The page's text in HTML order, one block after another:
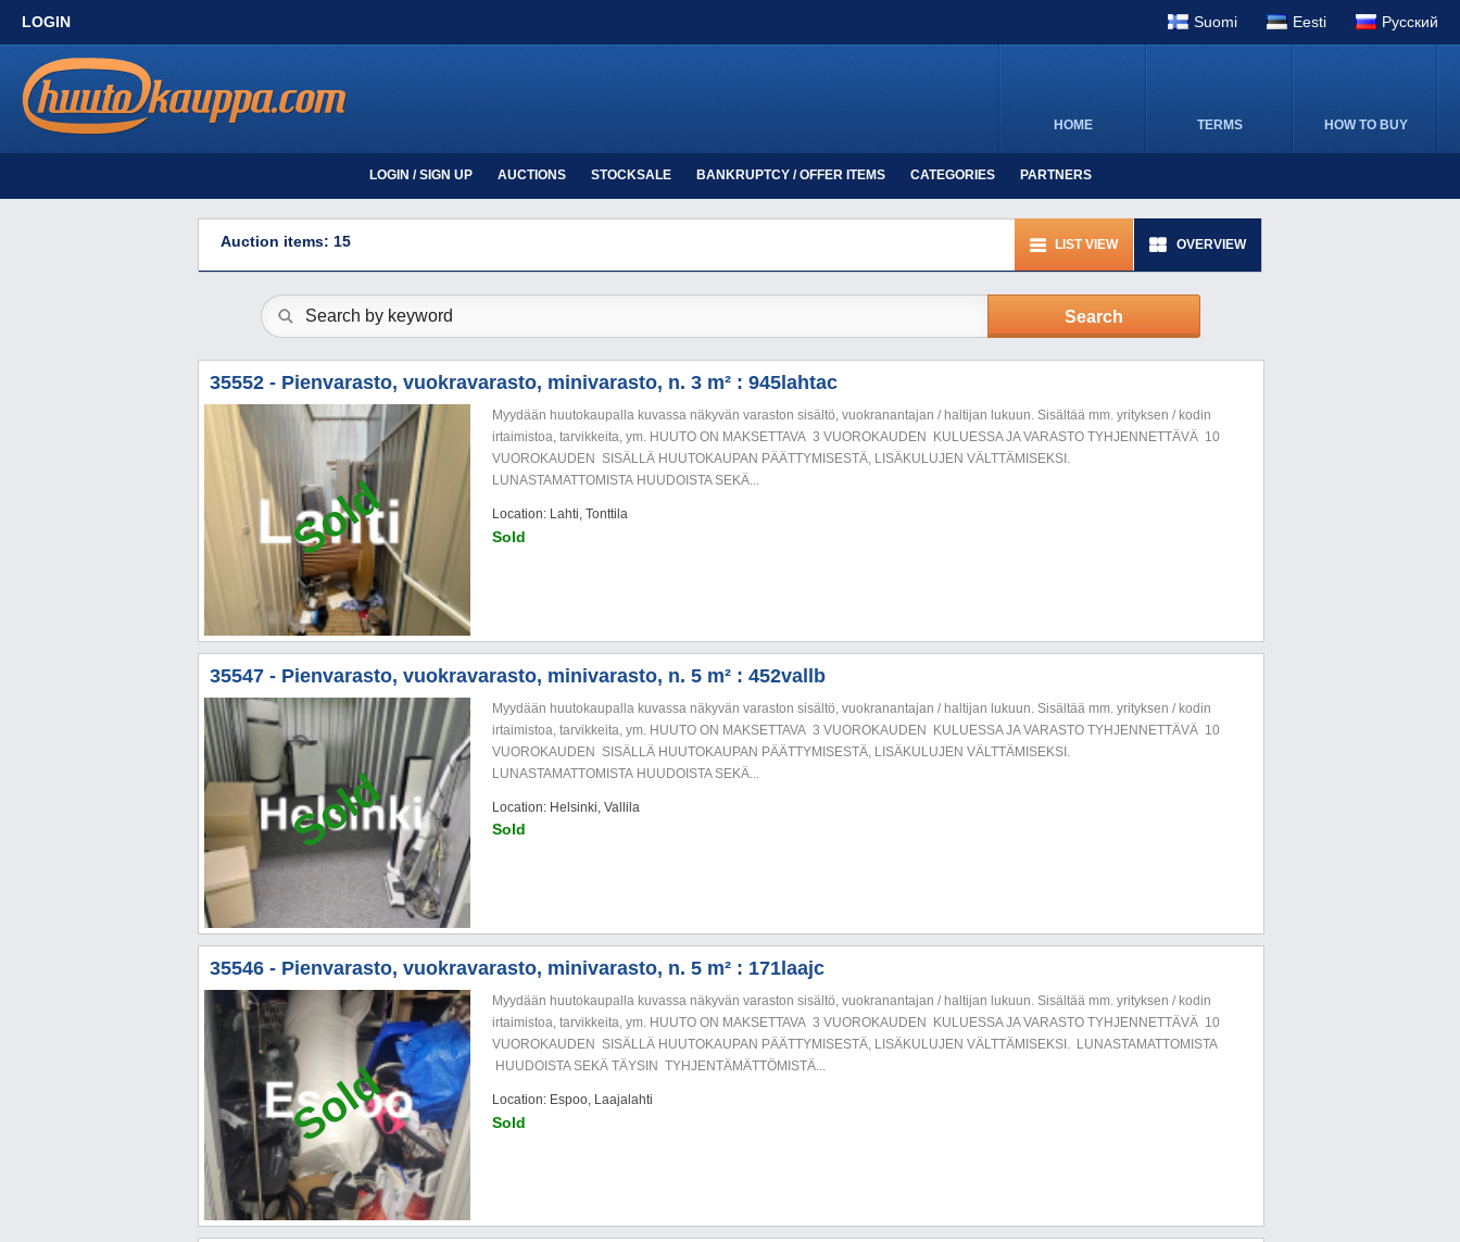
Pусский
LOGIN
HOME TERMS HOW TO BUY
LOGIN / SIGN UP AUCTIONS STOCKSALE BANKRUPTCY / OFFER ITEMS CATEGORIES PARTNERS
Auction items: 15 LIST VIEW OVERVIEW
Search
35552 - Pienvarasto, vuokravarasto, minivarasto, n. 3 m² : 945lahtac
Sold
Myydään huutokaupalla kuvassa näkyvän varaston sisältö, vuokranantajan / haltijan lukuun. Sisältää mm. yrityksen / kodin
irtaimistoa, tarvikkeita, ym. HUUTO ON MAKSETTAVA 3 VUOROKAUDEN KULUESSA JA VARASTO TYHJENNETTÄVÄ 10
VUOROKAUDEN SISÄLLÄ HUUTOKAUPAN PÄÄTTYMISESTÄ, LISÄKULUJEN VÄLTTÄMISEKSI.
LUNASTAMATTOMISTA HUUDOISTA SEKÄ...
Location: Lahti, Tonttila
Sold
35547 - Pienvarasto, vuokravarasto, minivarasto, n. 5 m² : 452vallb
Sold
Myydään huutokaupalla kuvassa näkyvän varaston sisältö, vuokranantajan / haltijan lukuun. Sisältää mm. yrityksen / kodin
irtaimistoa, tarvikkeita, ym. HUUTO ON MAKSETTAVA 3 VUOROKAUDEN KULUESSA JA VARASTO TYHJENNETTÄVÄ 10
VUOROKAUDEN SISÄLLÄ HUUTOKAUPAN PÄÄTTYMISESTÄ, LISÄKULUJEN VÄLTTÄMISEKSI.
LUNASTAMATTOMISTA HUUDOISTA SEKÄ...
Location: Helsinki, Vallila
Sold
35546 - Pienvarasto, vuokravarasto, minivarasto, n. 5 m² : 171laajc
Sold
Myydään huutokaupalla kuvassa näkyvän varaston sisältö, vuokranantajan / haltijan lukuun. Sisältää mm. yrityksen / kodin
irtaimistoa, tarvikkeita, ym. HUUTO ON MAKSETTAVA 3 VUOROKAUDEN KULUESSA JA VARASTO TYHJENNETTÄVÄ 10
VUOROKAUDEN SISÄLLÄ HUUTOKAUPAN PÄÄTTYMISESTÄ, LISÄKULUJEN VÄLTTÄMISEKSI. LUNASTAMATTOMISTA
HUUDOISTA SEKÄ TÄYSIN TYHJENTÄMÄTTÖMISTÄ...
Location: Espoo, Laajalahti
Sold